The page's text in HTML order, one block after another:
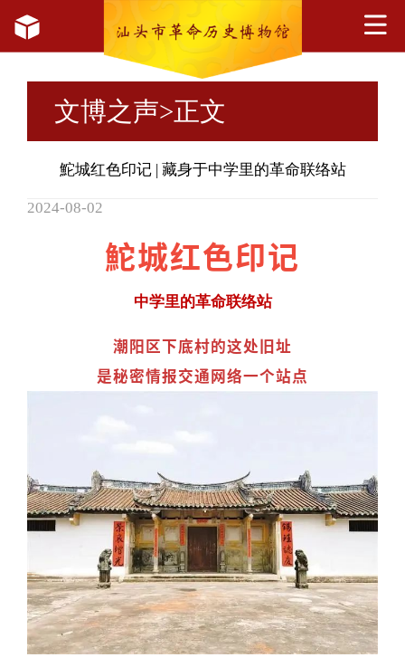
文博之声>正文
鮀城红色印记 | 藏身于中学里的革命联络站
2024-08-02
鮀城红色印记
中学里的革命联络站
潮阳区下底村的这处旧址
是秘密情报交通网络一个站点